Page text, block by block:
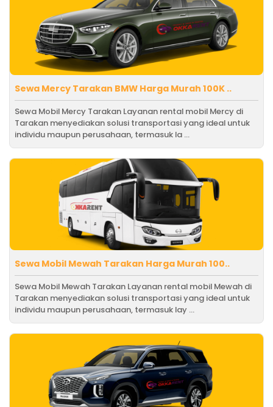
Sewa Mercy Tarakan BMW Harga Murah 100K ..
Sewa Mobil Mercy Tarakan Layanan rental mobil Mercy di
Tarakan menyediakan solusi transportasi yang ideal untuk
individu maupun perusahaan, termasuk la ...
Sewa Mobil Mewah Tarakan Harga Murah 100..
Sewa Mobil Mewah Tarakan Layanan rental mobil Mewah di
Tarakan menyediakan solusi transportasi yang ideal untuk
individu maupun perusahaan, termasuk lay ...